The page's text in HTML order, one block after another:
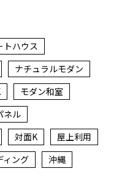
トハウス
ナチュラルモダン
モダン和室
ネル
対面K
屋上利用
ィング
沖縄